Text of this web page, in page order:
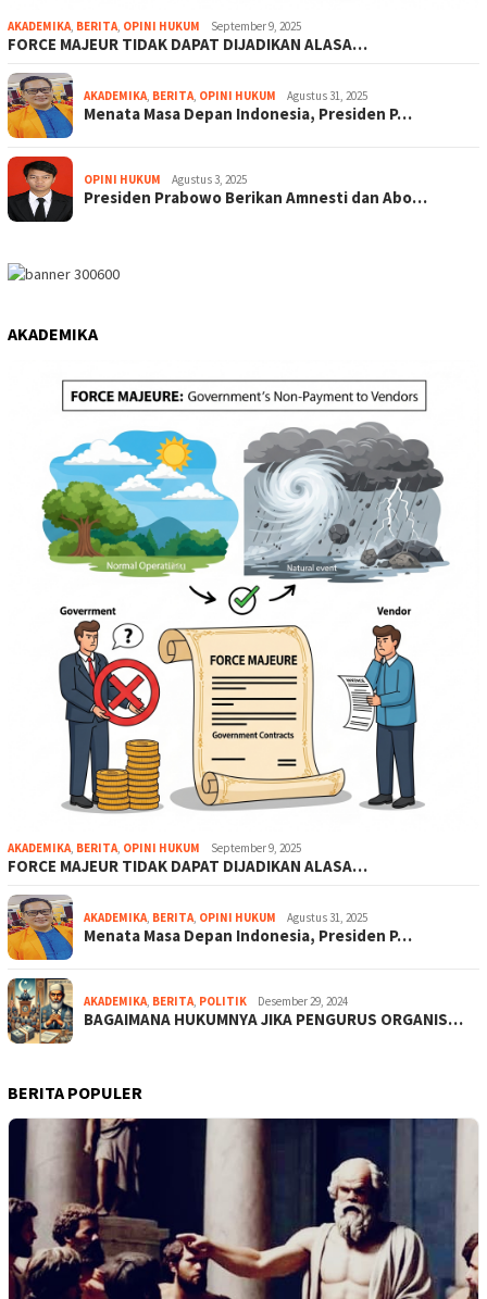
AKADEMIKA, BERITA, OPINI HUKUM September 9, 2025
FORCE MAJEUR TIDAK DAPAT DIJADIKAN ALASA…
AKADEMIKA, BERITA, OPINI HUKUM Agustus 31, 2025
Menata Masa Depan Indonesia, Presiden P…
OPINI HUKUM Agustus 3, 2025
Presiden Prabowo Berikan Amnesti dan Abo…
AKADEMIKA
AKADEMIKA, BERITA, OPINI HUKUM September 9, 2025
FORCE MAJEUR TIDAK DAPAT DIJADIKAN ALASA…
AKADEMIKA, BERITA, OPINI HUKUM Agustus 31, 2025
Menata Masa Depan Indonesia, Presiden P…
AKADEMIKA, BERITA, POLITIK Desember 29, 2024
BAGAIMANA HUKUMNYA JIKA PENGURUS ORGANIS…
BERITA POPULER